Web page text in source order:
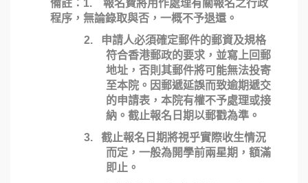
備註： 1. 報名費將用作處理有關報名之行政
程序，無論錄取與否，一概不予退還。
2.
申請人必須確定郵件的郵資及規格
符合香港郵政的要求，並寫上回郵
地址，否則其郵件將可能無法投寄
至本院。因郵遞延誤而致逾期遞交
的申請表，本院有權不予處理或接
納。截止報名日期以郵戳為準。
3.
截止報名日期將視乎實際收生情況
而定，一般為開學前兩星期，額滿
即止。